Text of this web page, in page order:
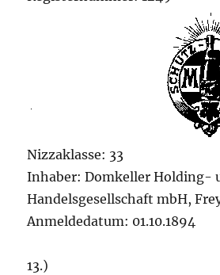
Nizzaklasse: 33
Inhaber: Domkeller Holding-
Handelsgesellschaft mbH,
Anmeldedatum: 01.10.1894
13.)